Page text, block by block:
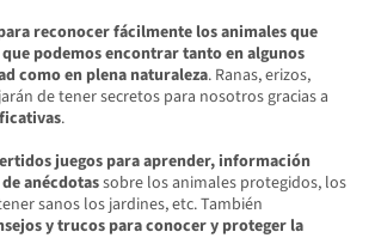
reconocer fácilmente los animales que
podemos encontrar tanto en algunos
como en plena naturaleza. Ranas, erizos,
de tener secretos para nosotros gracias a
.
juegos para aprender, información
anécdotassobre los animales protegidos, los
sanos los jardines, etc. También
y trucos para conocer y proteger la